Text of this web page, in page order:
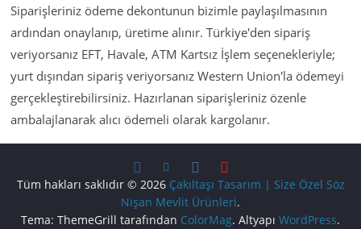
Siparişleriniz ödeme dekontunun bizimle paylaşılmasının
ardından onaylanıp, üretime alınır. Türkiye'den sipariş
veriyorsanız EFT, Havale, ATM Kartsız İşlem seçenekleriyle;
yurt dışından sipariş veriyorsanız Western Union'la ödemeyi
gerçekleştirebilirsiniz. Hazırlanan siparişleriniz özenle
ambalajlanarak alıcı ödemeli olarak kargolanır.
Tüm hakları saklıdır © 2026 Çakıltaşı Tasarım | Size Özel Söz
Nişan Mevlit Ürünleri.
Tema: ThemeGrill tarafından ColorMag. Altyapı WordPress.